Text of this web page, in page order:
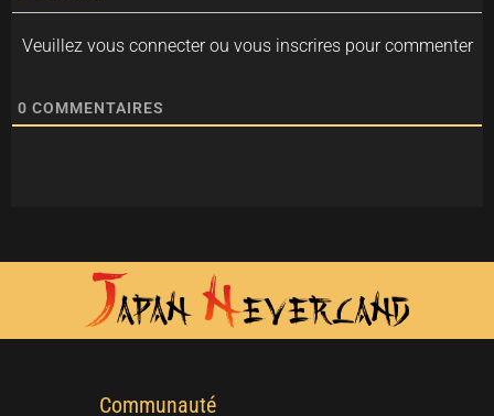
Veuillez vous connecter ou vous inscrires pour commenter
0 COMMENTAIRES
Communauté